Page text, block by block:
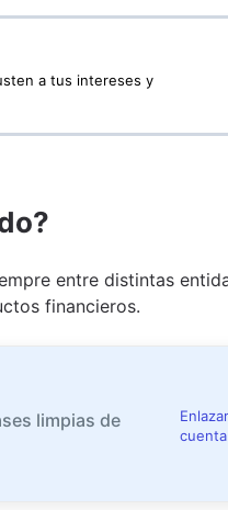
a tus intereses y
entre distintas
financieros.
limpias de
Enlazar
cuenta